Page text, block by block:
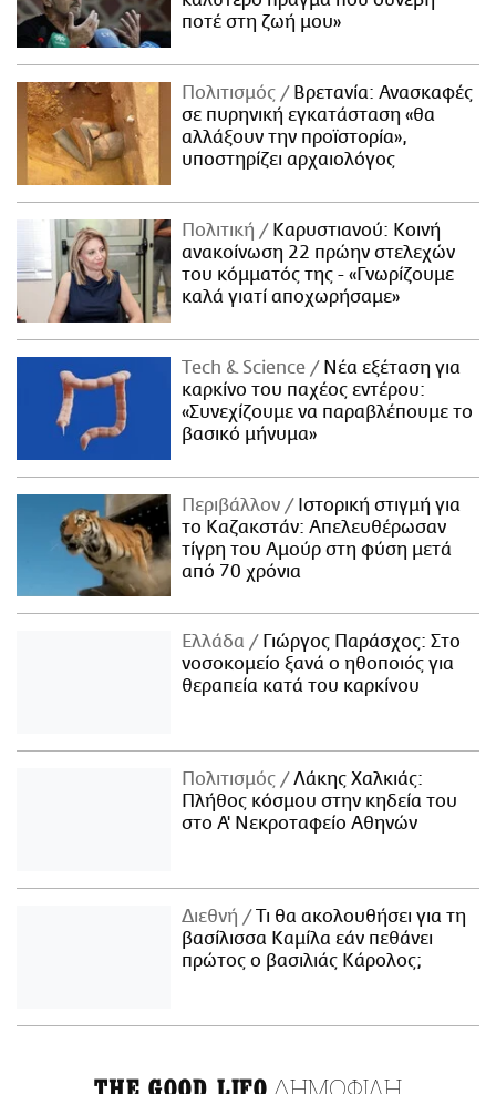
ποτέ στη ζωή μου»
Πολιτισμός
Βρετανία: Ανασκαφές
σε πυρηνική εγκατάσταση «θα
αλλάξουν την προϊστορία»,
υποστηρίζει αρχαιολόγος
Πολιτική
Καρυστιανού: Κοινή
ανακοίνωση 22 πρώην στελεχών
του κόμματός της - «Γνωρίζουμε
καλά γιατί αποχωρήσαμε»
Τech & Science
Νέα εξέταση για
καρκίνο του παχέος εντέρου:
«Συνεχίζουμε να παραβλέπουμε το
βασικό μήνυμα»
Περιβάλλον
Ιστορική στιγμή για
το Καζακστάν: Απελευθέρωσαν
τίγρη του Αμούρ στη φύση μετά
από 70 χρόνια
Ελλάδα
Γιώργος Παράσχος: Στο
νοσοκομείο ξανά ο ηθοποιός για
θεραπεία κατά του καρκίνου
Πολιτισμός
Λάκης Χαλκιάς:
Πλήθος κόσμου στην κηδεία του
στο Α' Νεκροταφείο Αθηνών
Διεθνή
Τι θα ακολουθήσει για τη
βασίλισσα Καμίλα εάν πεθάνει
πρώτος ο βασιλιάς Κάρολος;